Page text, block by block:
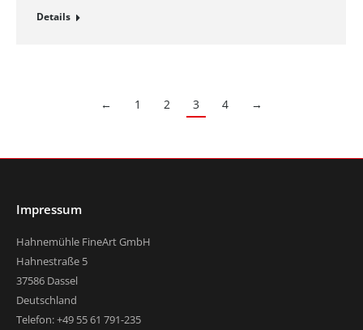
Details
← 1 2 3 4 →
Impressum
Hahnemühle FineArt GmbH
Hahnestraße 5
37586 Dassel
Deutschland
Telefon: +49 55 61 791-235